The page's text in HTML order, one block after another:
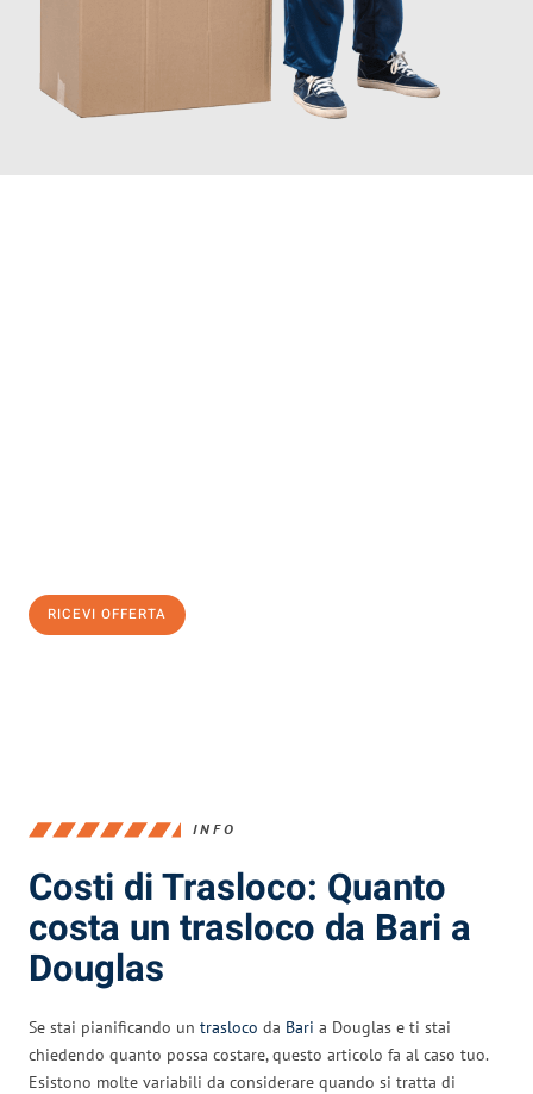
RICEVI OFFERTA
INFO
Costi di Trasloco: Quanto
costa un trasloco da Bari a
Douglas
Se stai pianificando un trasloco da Bari a Douglas e ti stai
chiedendo quanto possa costare, questo articolo fa al caso tuo.
Esistono molte variabili da considerare quando si tratta di